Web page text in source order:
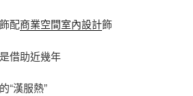
配商業空間室內設計飾
借助近幾年
“漢服熱”